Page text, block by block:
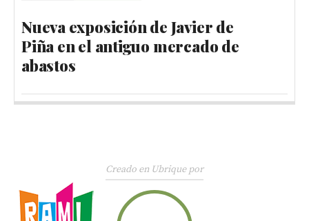
Nueva exposición de Javier de
Piña en el antiguo mercado de
abastos
Creado en Ubrique por